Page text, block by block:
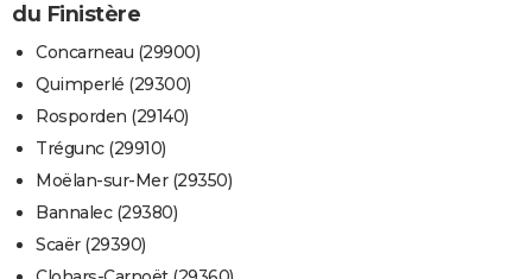
du Finistère
Concarneau (29900)
Quimperlé (29300)
Rosporden (29140)
Trégunc (29910)
Moëlan-sur-Mer (29350)
Bannalec (29380)
Scaër (29390)